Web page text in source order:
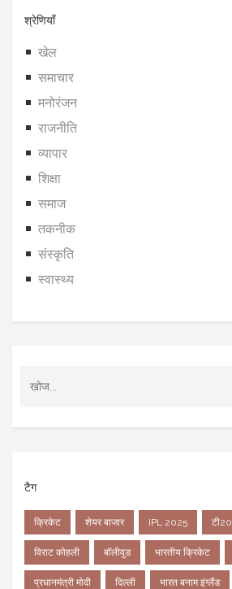
श्रेणियाँ
खेल
समाचार
मनोरंजन
राजनीति
व्यापार
शिक्षा
समाज
तकनीक
संस्कृति
स्वास्थ्य
टैग
क्रिकेट शेयर बाजार IPL 2025
विराट कोहली बॉलीवुड भारतीय क्रिकेट
प्रधानमंत्री मोदी दिल्ली भारत बनाम इंग्लैंड